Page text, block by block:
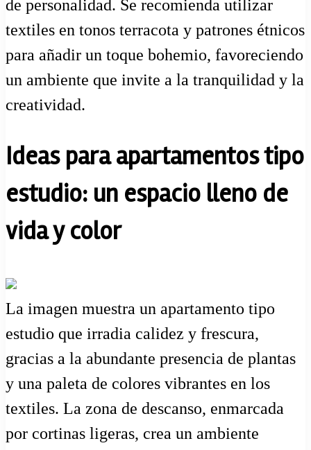
de personalidad. Se recomienda utilizar
textiles en tonos terracota y patrones étnicos
para añadir un toque bohemio, favoreciendo
un ambiente que invite a la tranquilidad y la
creatividad.
Ideas para apartamentos tipo
estudio: un espacio lleno de
vida y color
La imagen muestra un apartamento tipo
estudio que irradia calidez y frescura,
gracias a la abundante presencia de plantas
y una paleta de colores vibrantes en los
textiles. La zona de descanso, enmarcada
por cortinas ligeras, crea un ambiente